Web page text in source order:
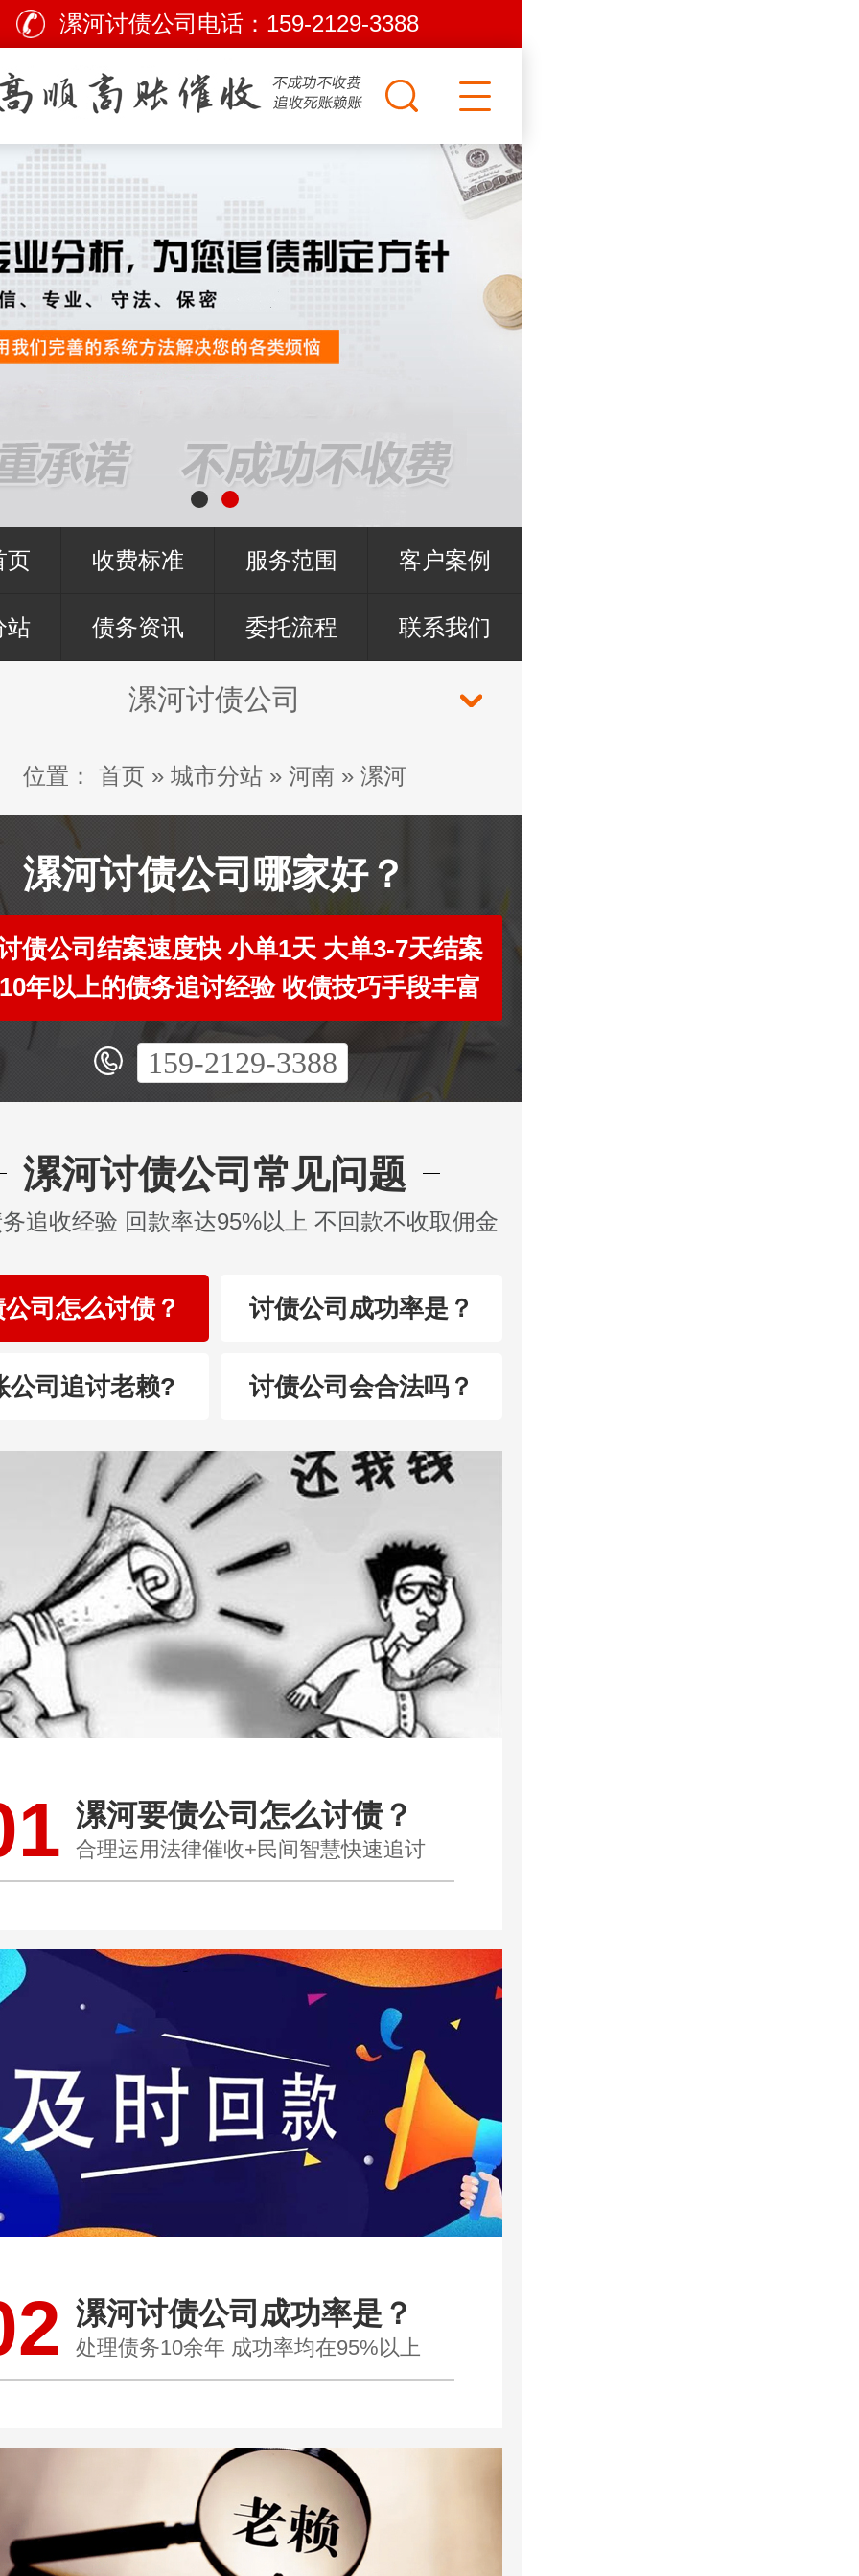
漯河讨债公司电话： 159-2129-3388
页 收费标准 服务范围 客户案例
站 债务资讯 委托流程 联系我们
漯河讨债公司
位置： 首页 » 城市分站 » 河南 » 漯河
漯河讨债公司哪家好？
债公司结案速度快 小单1天 大单3-7天结案
年以上的债务追讨经验 收债技巧手段丰富
159-2129-3388
漯河讨债公司常见问题
追收经验 回款率达95%以上 不回款不收取佣金
司怎么讨债？ 讨债公司成功率是？
公司追讨老赖? 讨债公司会合法吗？
漯河要债公司怎么讨债？
合理运用法律催收+民间智慧快速追讨
漯河讨债公司成功率是？
处理债务10余年 成功率均在95%以上